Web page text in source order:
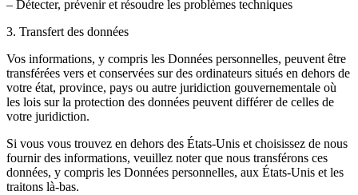
– Détecter, prévenir et résoudre les problèmes techniques
3. Transfert des données
Vos informations, y compris les Données personnelles, peuvent être
transférées vers et conservées sur des ordinateurs situés en dehors de
votre état, province, pays ou autre juridiction gouvernementale où
les lois sur la protection des données peuvent différer de celles de
votre juridiction.
Si vous vous trouvez en dehors des États-Unis et choisissez de nous
fournir des informations, veuillez noter que nous transférons ces
données, y compris les Données personnelles, aux États-Unis et les
traitons là-bas.